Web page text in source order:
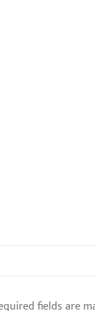
fields are